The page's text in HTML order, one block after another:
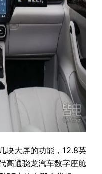
块大屏的功能，12.8英
高通骁龙汽车数字座舱